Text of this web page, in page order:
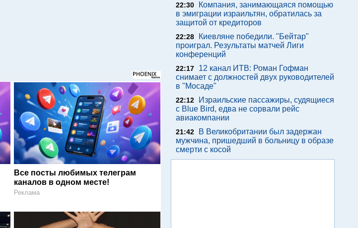
Все посты любимых телеграм
каналов в одном месте!
Реклама
22:30
Компания, занимающаяся помощью
в эмиграции израильтян, обратилась за
защитой от кредиторов
22:28
Киевляне победили. "Бейтар"
проиграл. Результаты матчей Лиги
конференций
22:17
12 канал ИТВ: Роман Гофман
снимает с должностей двух руководителей
в "Мосаде"
22:12
Израильские пассажиры, судящиеся
с Blue Bird, едва не сорвали рейс
авиакомпании
21:42
В Великобритании был задержан
мужчина, пришедший в больницу в образе
смерти с косой